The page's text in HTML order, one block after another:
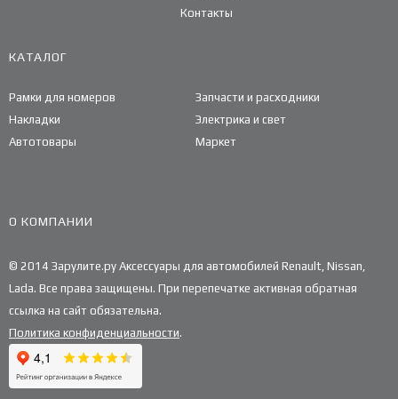
Контакты
КАТАЛОГ
Рамки для номеров
Накладки
Автотовары
Запчасти и расходники
Электрика и свет
Маркет
О КОМПАНИИ
© 2014 Зарулите.ру Аксессуары для автомобилей Renault, Nissan,
Lada. Все права защищены. При перепечатке активная обратная
ссылка на сайт обязательна.
Политика конфиденциальности.